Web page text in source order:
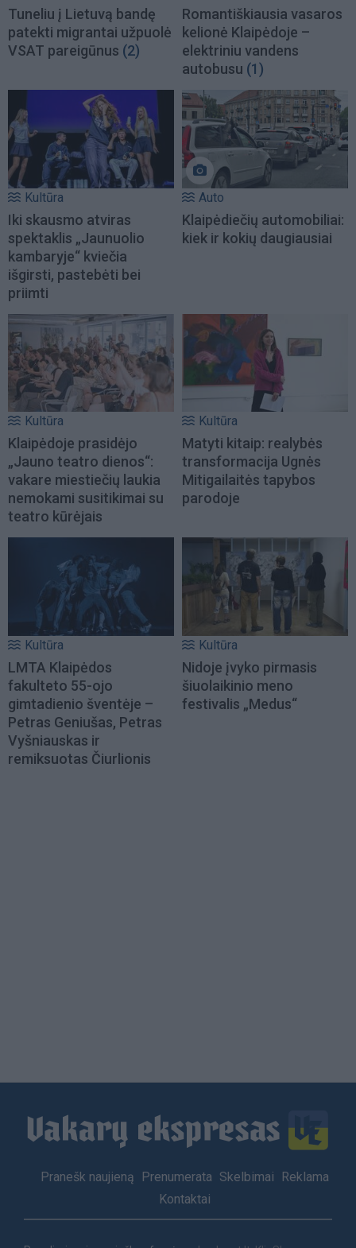
Tuneliu į Lietuvą bandę
patekti migrantai užpuolė
VSAT pareigūnus (2)
Romantiškiausia vasaros
kelionė Klaipėdoje –
elektriniu vandens
autobusu (1)
Kultūra
Iki skausmo atviras
spektaklis „Jaunuolio
kambaryje“ kviečia
išgirsti, pastebėti bei
priimti
Auto
Klaipėdiečių automobiliai:
kiek ir kokių daugiausiai
Kultūra
Klaipėdoje prasidėjo
„Jauno teatro dienos“:
vakare miestiečių laukia
nemokami susitikimai su
teatro kūrėjais
Kultūra
Matyti kitaip: realybės
transformacija Ugnės
Mitigailaitės tapybos
parodoje
Kultūra
LMTA Klaipėdos
fakulteto 55-ojo
gimtadienio šventėje –
Petras Geniušas, Petras
Vyšniauskas ir
remiksuotas Čiurlionis
Kultūra
Nidoje įvyko pirmasis
šiuolaikinio meno
festivalis „Medus“
Footer
Pranešk naujieną Prenumerata Skelbimai
Reklama
Kontaktai